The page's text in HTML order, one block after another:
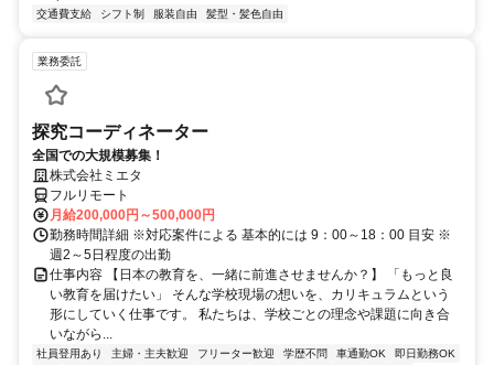
交通費支給 シフト制 服装自由 髪型・髪色自由
業務委託
探究コーディネーター
全国での大規模募集！
株式会社ミエタ
フルリモート
月給200,000円～500,000円
勤務時間詳細 ※対応案件による 基本的には 9：00～18：00 目安 ※
週2～5日程度の出勤
仕事内容 【日本の教育を、一緒に前進させませんか？】 「もっと良
い教育を届けたい」 そんな学校現場の想いを、カリキュラムという
形にしていく仕事です。 私たちは、学校ごとの理念や課題に向き合
いながら...
社員登用あり 主婦・主夫歓迎 フリーター歓迎 学歴不問 車通勤OK
即日勤務OK